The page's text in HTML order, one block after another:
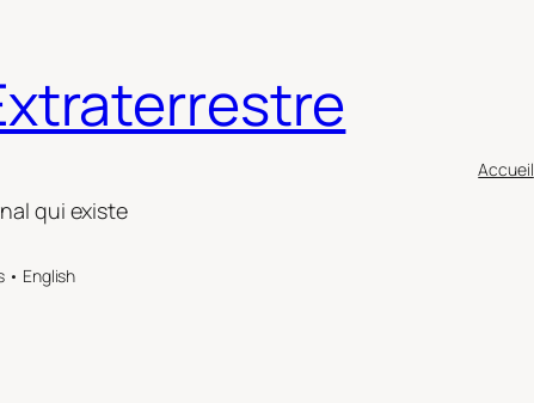
qui existe
• English
Accueil